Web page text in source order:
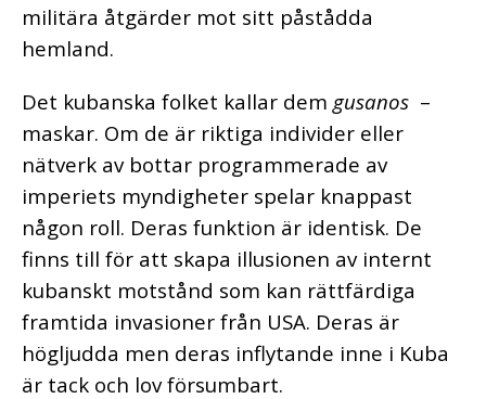
militära åtgärder mot sitt påstådda
hemland.
Det kubanska folket kallar dem gusanos –
maskar. Om de är riktiga individer eller
nätverk av bottar programmerade av
imperiets myndigheter spelar knappast
någon roll. Deras funktion är identisk. De
finns till för att skapa illusionen av internt
kubanskt motstånd som kan rättfärdiga
framtida invasioner från USA. Deras är
högljudda men deras inflytande inne i Kuba
är tack och lov försumbart.